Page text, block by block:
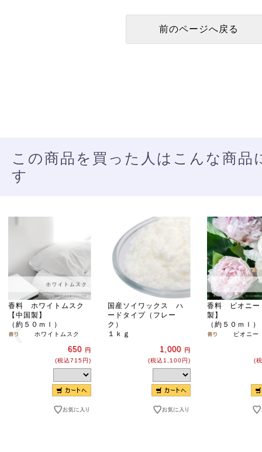
この商品を買った人はこんな商品
す
香料 ホワイトムスク
【中国製】
（約５０ｍｌ）
ホワイトムスク
650 円
(税込715円)
国産ソイワックス ハ
ードタイプ（フレー
ク）
１ｋｇ
1,000 円
(税込1,100円)
香料 ピオニー
製】
（約５０ｍｌ）
ピオニー
(